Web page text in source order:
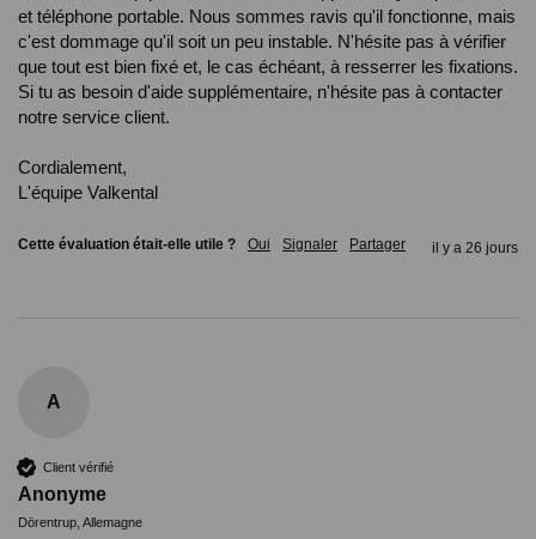
et téléphone portable. Nous sommes ravis qu'il fonctionne, mais
c'est dommage qu'il soit un peu instable. N'hésite pas à vérifier
que tout est bien fixé et, le cas échéant, à resserrer les fixations.
Si tu as besoin d'aide supplémentaire, n'hésite pas à contacter
notre service client.
Cordialement,
L'équipe Valkental
Cette évaluation était-elle utile ? Oui Signaler Partager il y a 26 jours
A
Client vérifié
Anonyme
Dörentrup, Allemagne